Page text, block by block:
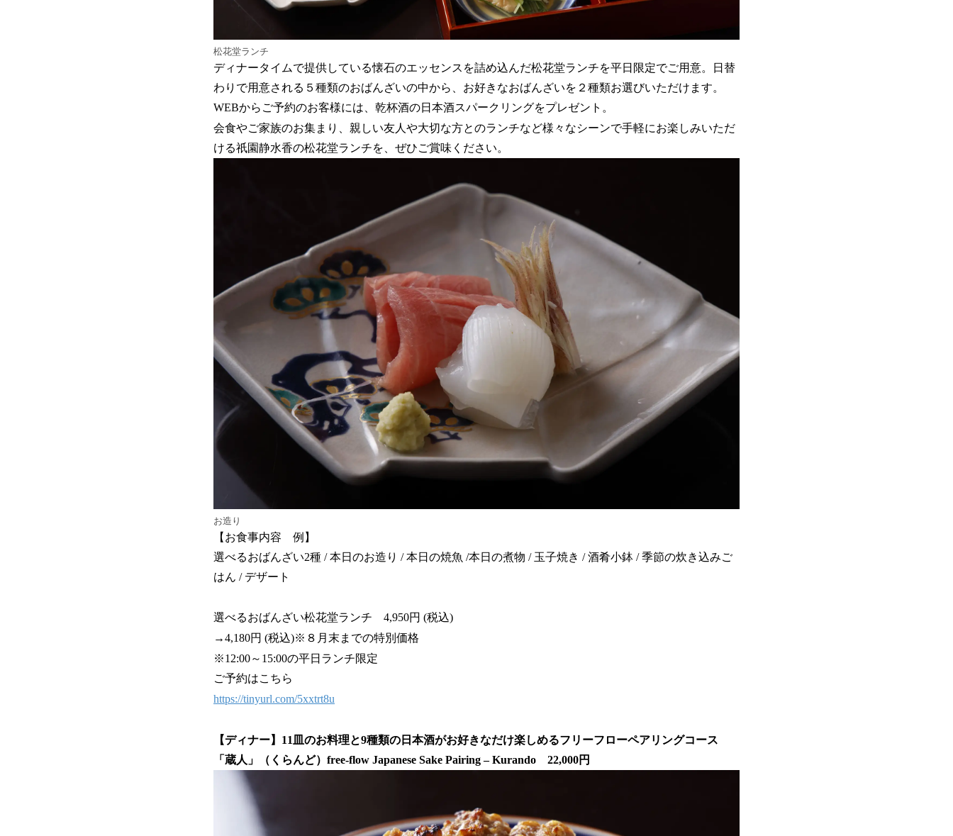
松花堂ランチ
ディナータイムで提供している懐石のエッセンスを詰め込んだ松花堂ランチを平日限定でご用意。日替
わりで用意される５種類のおばんざいの中から、お好きなおばんざいを２種類お選びいただけます。
WEBからご予約のお客様には、乾杯酒の日本酒スパークリングをプレゼント。
会食やご家族のお集まり、親しい友人や大切な方とのランチなど様々なシーンで手軽にお楽しみいただ
ける祇園静水香の松花堂ランチを、ぜひご賞味ください。
お造り
【お食事内容 例】
選べるおばんざい2種 / 本日のお造り / 本日の焼魚 /本日の煮物 / 玉子焼き / 酒肴小鉢 / 季節の炊き込みご
はん / デザート
選べるおばんざい松花堂ランチ 4,950円 (税込)
→4,180円 (税込)※８月末までの特別価格
※12:00～15:00の平日ランチ限定
ご予約はこちら
https://tinyurl.com/5xxtrt8u
【ディナー】11皿のお料理と9種類の日本酒がお好きなだけ楽しめるフリーフローペアリングコース
「蔵人」（くらんど）free-flow Japanese Sake Pairing – Kurando 22,000円